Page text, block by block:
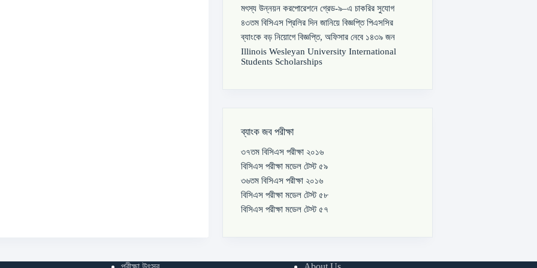
মৎস্য উন্নয়ন করপোরেশনে গ্রেড-৯–এ চাকরির সুযোগ
৪৩তম বিসিএস প্রিলির দিন জানিয়ে বিজ্ঞপ্তি পিএসসির
ব্যাংকে বড় নিয়োগে বিজ্ঞপ্তি, অফিসার নেবে ১৪৩৯ জন
Illinois Wesleyan University International
Students Scholarships
ব্যাংক জব পরীক্ষা
৩৭তম বিসিএস পরীক্ষা ২০১৬
বিসিএস পরীক্ষা মডেল টেস্ট ৫৯
৩৬তম বিসিএস পরীক্ষা ২০১৬
বিসিএস পরীক্ষা মডেল টেস্ট ৫৮
বিসিএস পরীক্ষা মডেল টেস্ট ৫৭